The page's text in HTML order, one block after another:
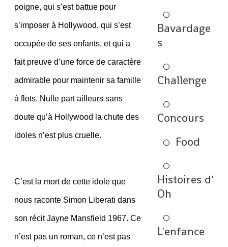
poigne, qui s’est battue pour
s’imposer à Hollywood, qui s’est
occupée de ses enfants, et qui a
fait preuve d’une force de caractère
admirable pour maintenir sa famille
à flots. Nulle part ailleurs sans
doute qu’à Hollywood la chute des
idoles n’est plus cruelle.
C’est la mort de cette idole que
nous raconte Simon Liberati dans
son récit Jayne Mansfield 1967. Ce
n’est pas un roman, ce n’est pas
Bavardage
s
Challenge
Concours
Food
Histoires d'
Oh
L'enfance